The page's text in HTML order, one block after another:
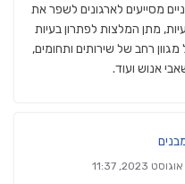
מסייעים לארגונים לשפר את
מתן המלצות לפתרון בעיות
מגוון רחב של שירותים ותחומים,
אנוש ועוד.